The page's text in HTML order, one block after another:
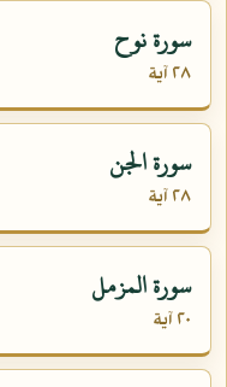
سورة نوح
٢٨ آية
سورة الجن
٢٨ آية
سورة المزمل
٢٠ آية